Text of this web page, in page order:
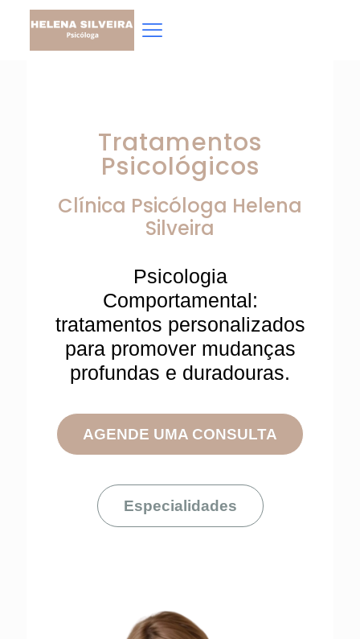
Tratamentos
Psicológicos
Clínica Psicóloga Helena
Silveira
Psicologia
Comportamental:
tratamentos personalizados
para promover mudanças
profundas e duradouras.
AGENDE UMA CONSULTA
Especialidades